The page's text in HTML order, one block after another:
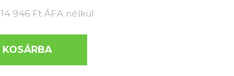
14 946 Ft ÁFA nélkülEgységár:
KOSÁRBA